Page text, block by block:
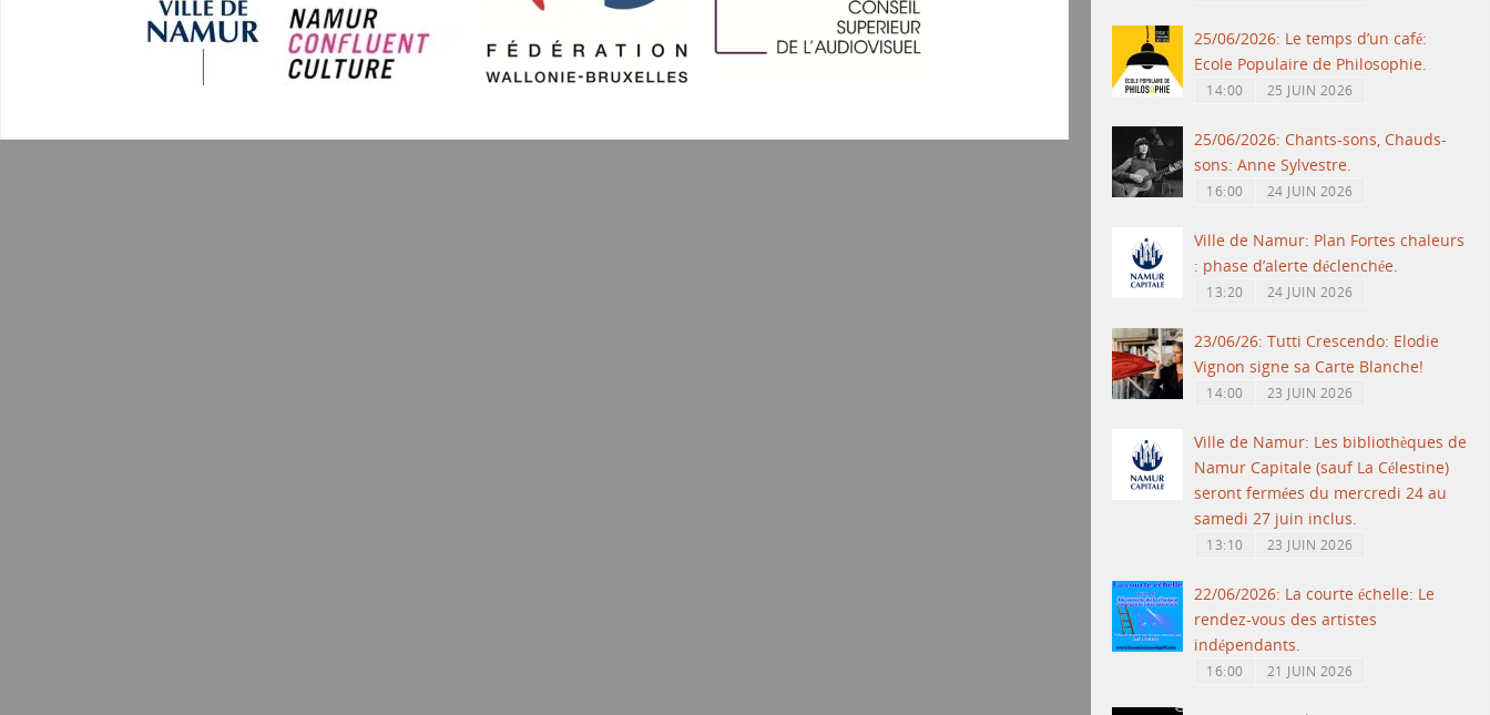
25/06/2026: Le temps d’un café:
Ecole Populaire de Philosophie.
14:00 25 JUIN 2026
25/06/2026: Chants-sons, Chauds-
sons: Anne Sylvestre.
16:00 24 JUIN 2026
Ville de Namur: Plan Fortes chaleurs
: phase d’alerte déclenchée.
13:20 24 JUIN 2026
23/06/26: Tutti Crescendo: Elodie
Vignon signe sa Carte Blanche!
14:00 23 JUIN 2026
Ville de Namur: Les bibliothèques de
Namur Capitale (sauf La Célestine)
seront fermées du mercredi 24 au
samedi 27 juin inclus.
13:10 23 JUIN 2026
22/06/2026: La courte échelle: Le
rendez-vous des artistes
indépendants.
16:00 21 JUIN 2026